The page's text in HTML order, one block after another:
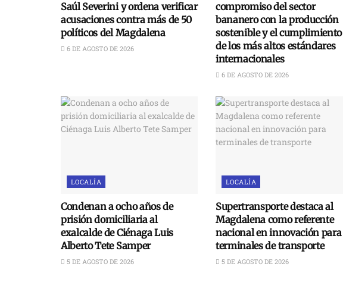
Saúl Severini y ordena verificar
acusaciones contra más de 50
políticos del Magdalena
6 DE AGOSTO DE 2026
compromiso del sector
bananero con la producción
sostenible y el cumplimiento
de los más altos estándares
internacionales
6 DE AGOSTO DE 2026
LOCALÍA
Condenan a ocho años de
prisión domiciliaria al
exalcalde de Ciénaga Luis
Alberto Tete Samper
5 DE AGOSTO DE 2026
LOCALÍA
Supertransporte destaca al
Magdalena como referente
nacional en innovación para
terminales de transporte
5 DE AGOSTO DE 2026